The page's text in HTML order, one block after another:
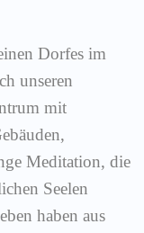
Dorfes im
unseren
mit
Meditation, die
Seelen
haben aus